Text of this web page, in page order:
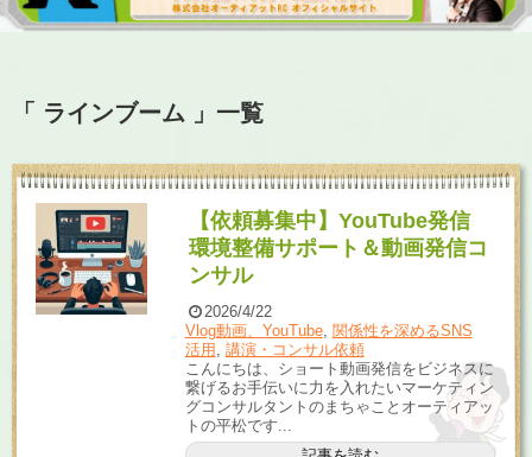
「 ラインブーム 」一覧
【依頼募集中】YouTube発信
環境整備サポート＆動画発信コ
ンサル
2026/4/22
Vlog動画、YouTube, 関係性を深めるSNS
活用 , 講演・コンサル依頼
こんにちは、ショート動画発信をビジネスに
繋げるお手伝いに力を入れたいマーケティン
グコンサルタントのまちゃことオーティアッ
トの平松です...